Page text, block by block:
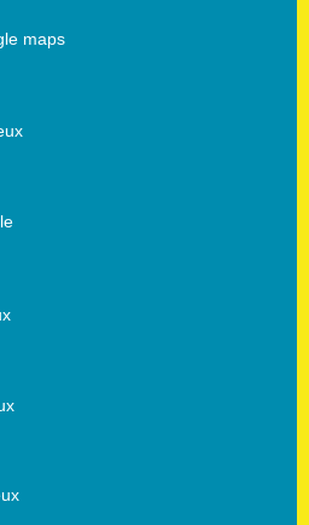
maps